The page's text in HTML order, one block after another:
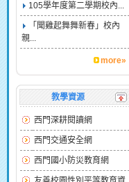
105學年度第二學期校內...
「聞雞起舞舞新春」校內
親...
more»
教學資源
西門深耕閱讀網
西門交通安全網
西門國小防災教育網